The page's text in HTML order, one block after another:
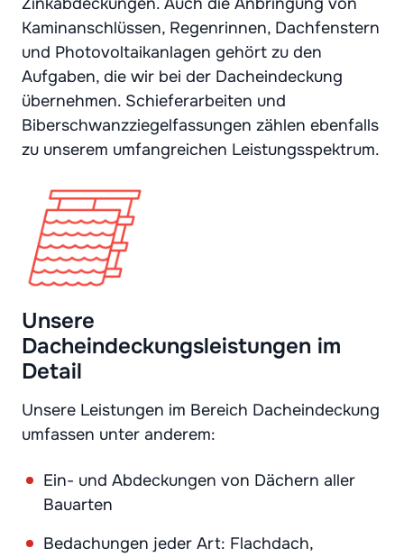
Kaminanschlüssen, Regenrinnen, Dachfenstern
und Photovoltaikanlagen gehört zu den
Aufgaben, die wir bei der Dacheindeckung
übernehmen. Schieferarbeiten und
Biberschwanzziegelfassungen zählen ebenfalls
zu unserem umfangreichen Leistungsspektrum.
Unsere
Dacheindeckungsleistungen im
Detail
Unsere Leistungen im Bereich Dacheindeckung
umfassen unter anderem:
Ein- und Abdeckungen von Dächern aller
Bauarten
Bedachungen jeder Art: Flachdach,